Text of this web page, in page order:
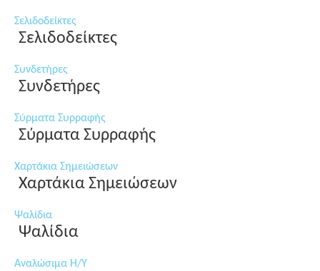
Σελιδοδείκτες
Σελιδοδείκτες
Συνδετήρες
Συνδετήρες
Σύρματα Συρραφής
Σύρματα Συρραφής
Χαρτάκια Σημειώσεων
Χαρτάκια Σημειώσεων
Ψαλίδια
Ψαλίδια
Αναλώσιμα Η/Υ